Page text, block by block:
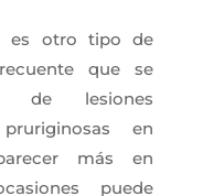
es otro tipo de
que se
de lesiones
en
más en
puede